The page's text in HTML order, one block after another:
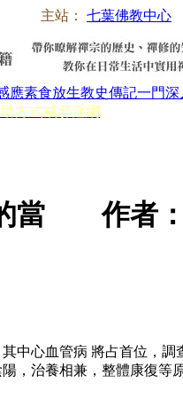
主站： 七葉佛教中心
應素食放生教史傳記一門深
方式戒邪淫網
的當 作者
心血管病 將占首位，調
，治養相兼，整體康復等